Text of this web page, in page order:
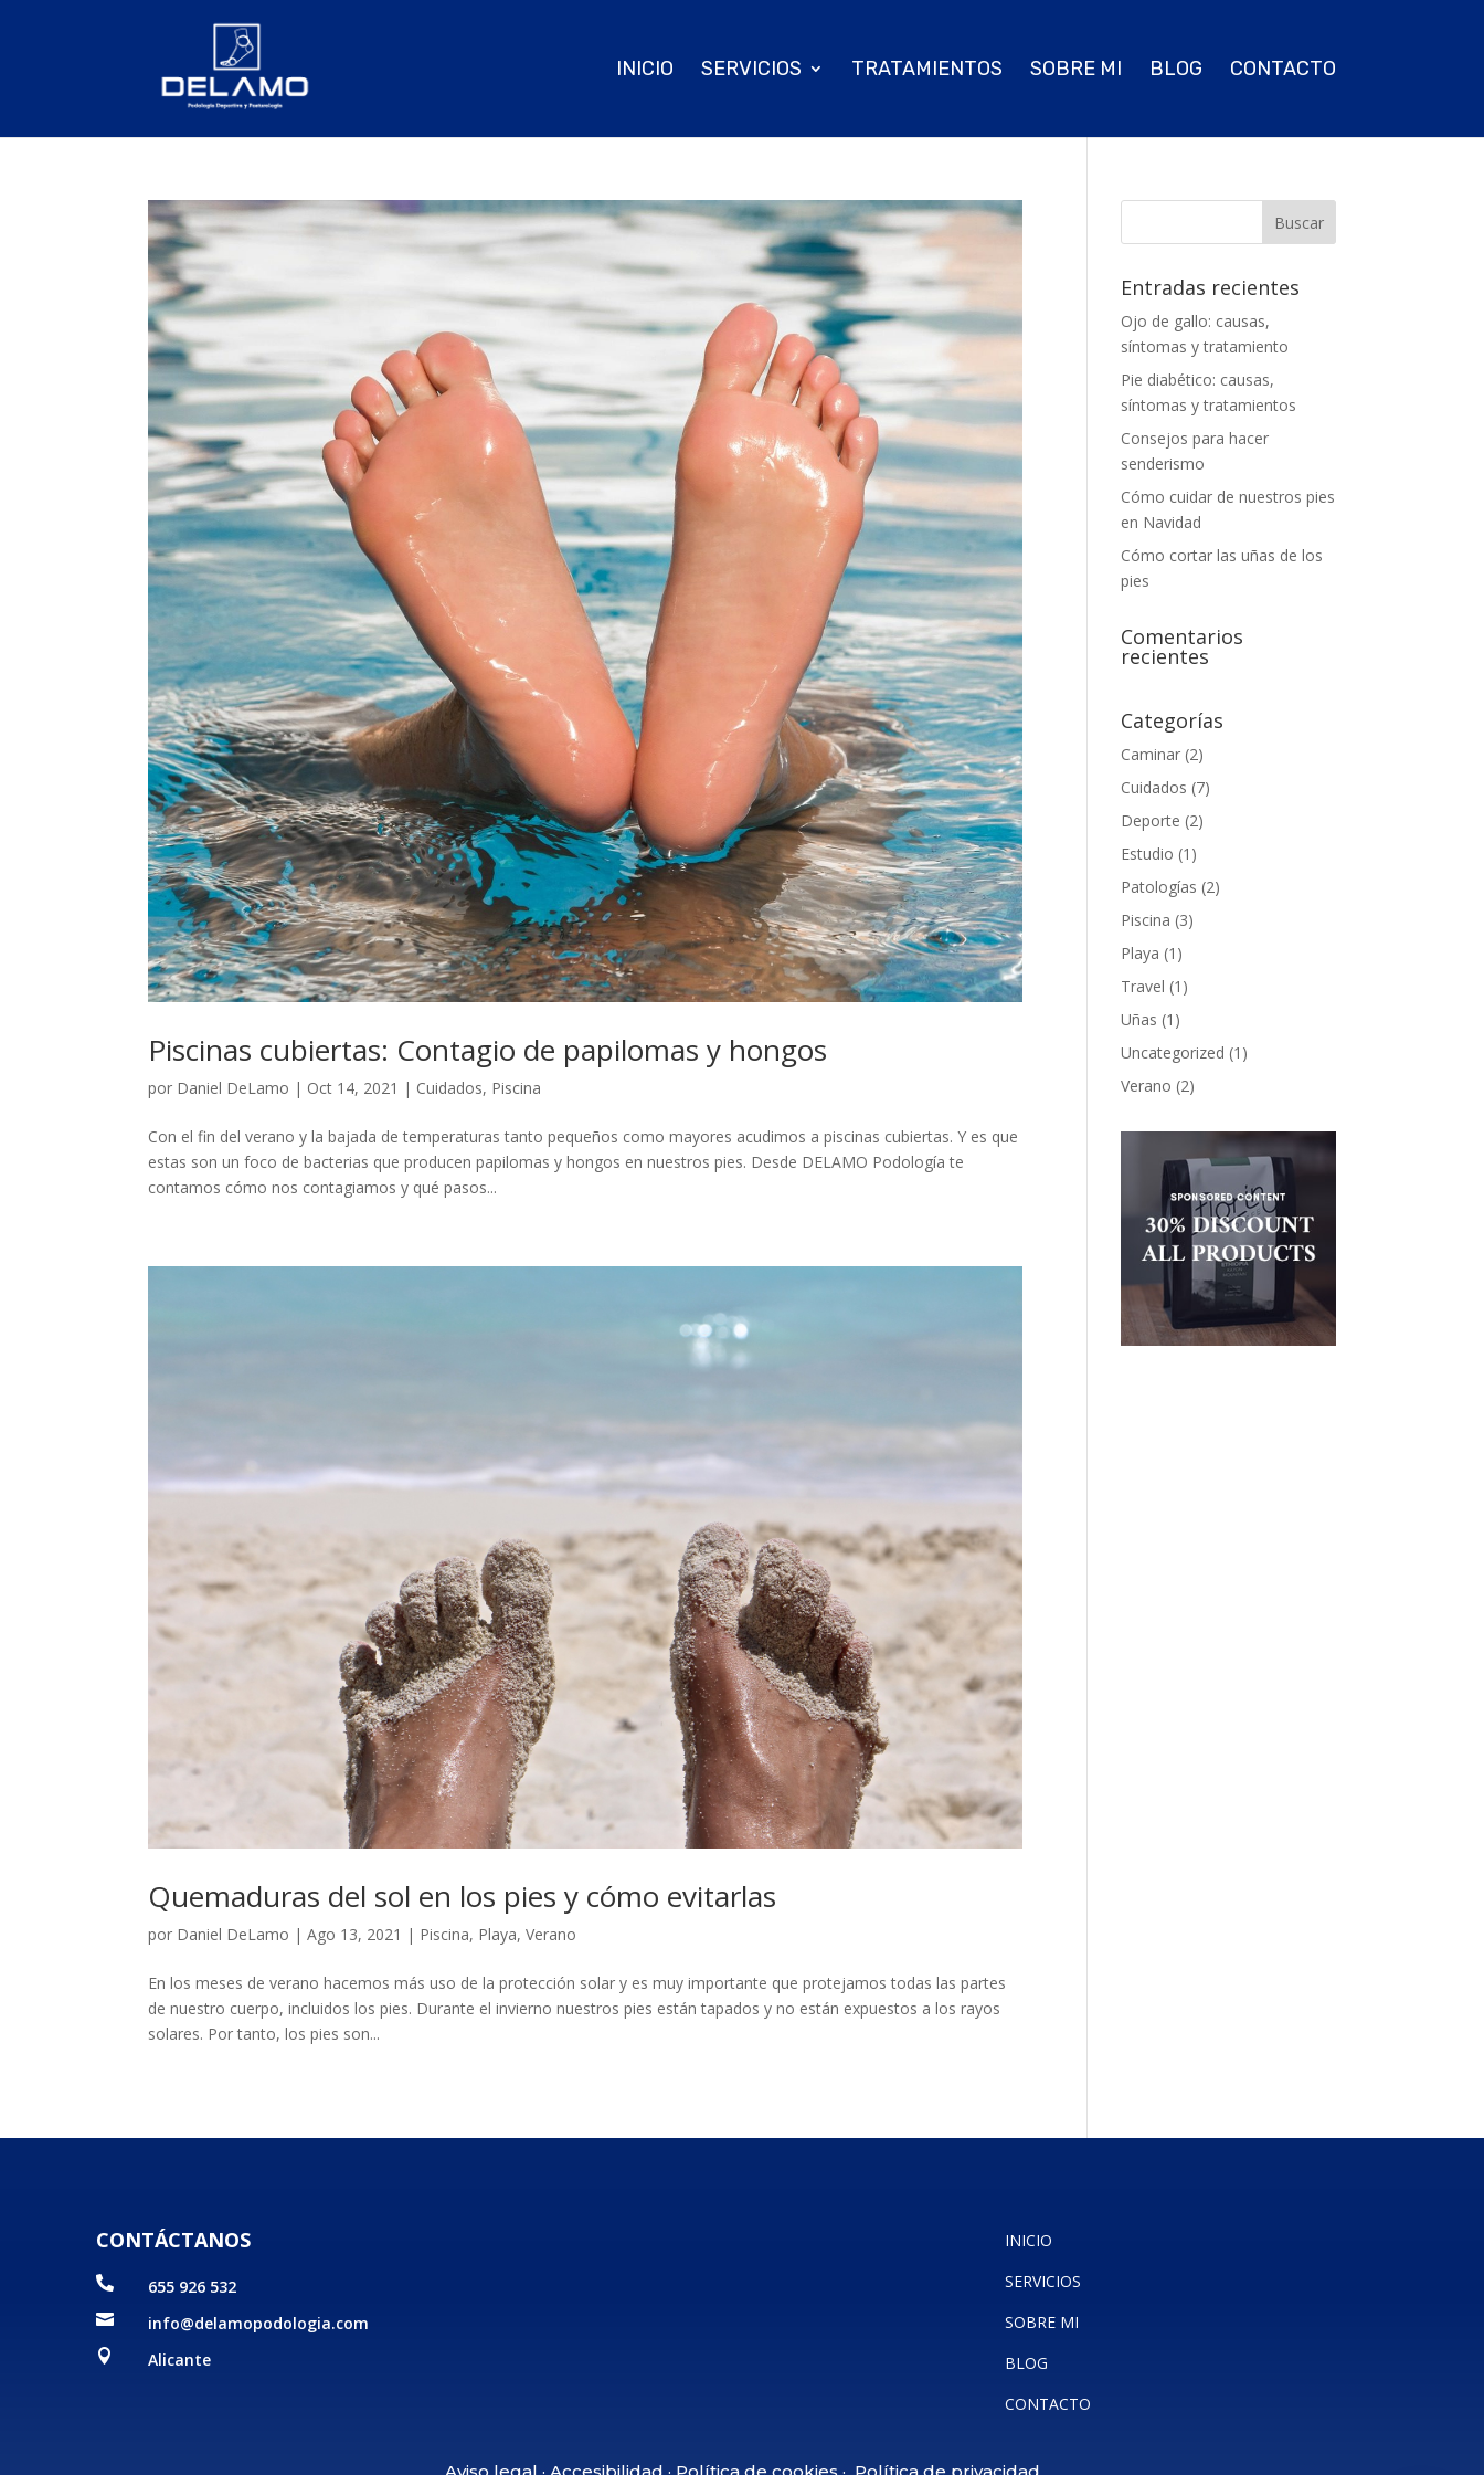
INICIO SERVICIOS TRATAMIENTOS SOBRE MI BLOG CONTACTO
Piscinas cubiertas: Contagio de papilomas y hongos
por Daniel DeLamo | Oct 14, 2021 | Cuidados, Piscina
Con el fin del verano y la bajada de temperaturas tanto pequeños como mayores acudimos a piscinas cubiertas. Y es que
estas son un foco de bacterias que producen papilomas y hongos en nuestros pies. Desde DELAMO Podología te
contamos cómo nos contagiamos y qué pasos...
Quemaduras del sol en los pies y cómo evitarlas
por Daniel DeLamo |Ago 13, 2021 | Piscina, Playa,Verano
En los meses de verano hacemos más uso de la protección solar y es muy importante que protejamos todas las partes
de nuestro cuerpo, incluidos los pies. Durante el invierno nuestros pies están tapados y no están expuestos a los rayos
solares. Por tanto, los pies son...
Entradas recientes
Ojo de gallo: causas,
síntomas y tratamiento
Pie diabético: causas,
síntomas y tratamientos
Consejos para hacer
senderismo
Cómo cuidar de nuestros pies
en Navidad
Cómo cortar las uñas de los
pies
Comentarios
recientes
Categorías
Caminar (2)
Cuidados (7)
Deporte (2)
Estudio (1)
Patologías (2)
Piscina (3)
Playa (1)
Travel (1)
Uñas (1)
Uncategorized (1)
Verano (2)
CONTÁCTANOS
 655 926 532
 info@delamopodologia.com
 Alicante
INICIO
SERVICIOS
SOBRE MI
BLOG
CONTACTO